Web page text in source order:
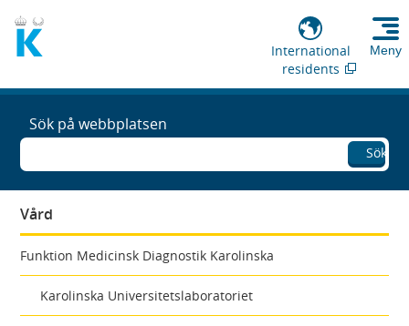
International
residents
Meny
Sök på webbplatsen
Sök
Vård
Funktion Medicinsk Diagnostik Karolinska
Karolinska Universitetslaboratoriet